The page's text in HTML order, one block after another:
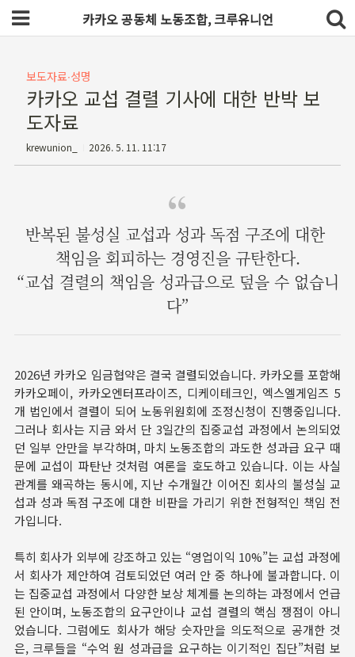
카카오 공동체 노동조합, 크루유니언
보도자료∙성명
카카오 교섭 결렬 기사에 대한 반박 보
도자료
krewunion_ 2026. 5. 11. 11:17
반복된 불성실 교섭과 성과 독점 구조에 대한
책임을 회피하는 경영진을 규탄한다.
“교섭 결렬의 책임을 성과급으로 덮을 수 없습니
다”
2026년 카카오 임금협약은 결국 결렬되었습니다. 카카오를 포함해
카카오페이, 카카오엔터프라이즈, 디케이테크인, 엑스엘게임즈 5
개 법인에서 결렬이 되어 노동위원회에 조정신청이 진행중입니다.
그러나 회사는 지금 와서 단 3일간의 집중교섭 과정에서 논의되었
던 일부 안만을 부각하며, 마치 노동조합의 과도한 성과급 요구 때
문에 교섭이 파탄난 것처럼 여론을 호도하고 있습니다. 이는 사실
관계를 왜곡하는 동시에, 지난 수개월간 이어진 회사의 불성실 교
섭과 성과 독점 구조에 대한 비판을 가리기 위한 전형적인 책임 전
가입니다.
특히 회사가 외부에 강조하고 있는 “영업이익 10%”는 교섭 과정에
서 회사가 제안하여 검토되었던 여러 안 중 하나에 불과합니다. 이
는 집중교섭 과정에서 다양한 보상 체계를 논의하는 과정에서 언급
된 안이며, 노동조합의 요구안이나 교섭 결렬의 핵심 쟁점이 아니
었습니다. 그럼에도 회사가 해당 숫자만을 의도적으로 공개한 것
은, 크루들을 “수억 원 성과급을 요구하는 이기적인 집단”처럼 보